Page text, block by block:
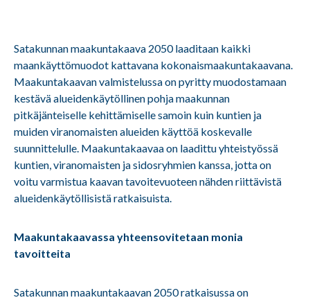
Satakunnan maakuntakaava 2050 laaditaan kaikki
maankäyttömuodot kattavana kokonaismaakuntakaavana.
Maakuntakaavan valmistelussa on pyritty muodostamaan
kestävä alueidenkäytöllinen pohja maakunnan
pitkäjänteiselle kehittämiselle samoin kuin kuntien ja
muiden viranomaisten alueiden käyttöä koskevalle
suunnittelulle. Maakuntakaavaa on laadittu yhteistyössä
kuntien, viranomaisten ja sidosryhmien kanssa, jotta on
voitu varmistua kaavan tavoitevuoteen nähden riittävistä
alueidenkäytöllisistä ratkaisuista.
Maakuntakaavassa yhteensovitetaan monia
tavoitteita
Satakunnan maakuntakaavan 2050 ratkaisussa on